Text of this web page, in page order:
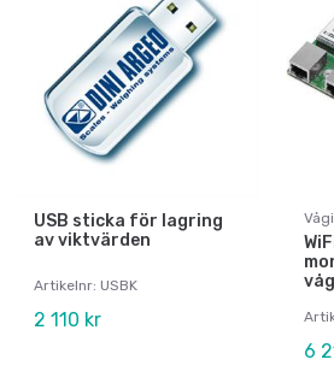
USB sticka för lagring
av viktvärden
Artikelnr: USBK
2 110 kr
6